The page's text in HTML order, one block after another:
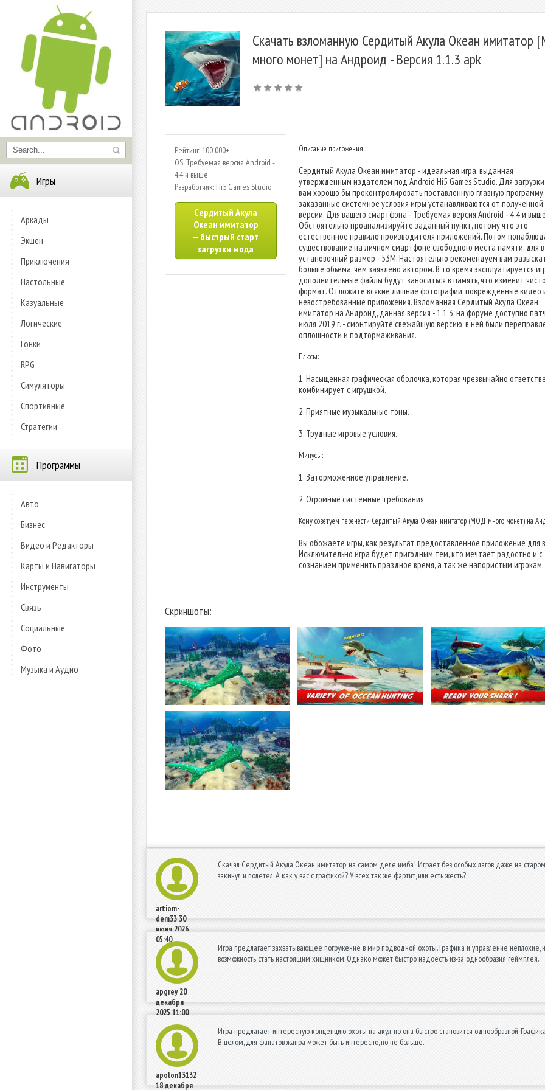
Игры
Аркады
Экшен
Приключения
Настольные
Казуальные
Логические
Гонки
RPG
Симуляторы
Спортивные
Стратегии
Программы
Авто
Бизнес
Видео и Редакторы
Карты и Навигаторы
Инструменты
Связь
Социальные
Фото
Музыка и Аудио
Скачать взломанную Сердитый Акула Океан имитатор
много монет] на Андроид - Версия 1.1.3 apk
Рейтинг: 100 000+
OS: Требуемая версия Android -
4.4 и выше
Разработчик: Hi5 Games Studio
Сердитый Акула
Океан имитатор
— быстрый старт
загрузки мода
Описание приложения
Сердитый Акула Океан имитатор - идеальная игра, выданная
утвержденным издателем под Android Hi5 Games Studio. Для
вам хорошо бы проконтролировать поставленную главную программу,
заказанные системное условия игры устанавливаются от полученной
версии. Для вашего смартфона - Требуемая версия Android - 4.4 и
Обстоятельно проанализируйте заданный пункт, потому что это
естественное правило производителя приложений. Потом
существование на личном смартфоне свободного места памяти, для
установочный размер - 53M. Настоятельно рекомендуем вам
больше объема, чем заявлено автором. В то время эксплуатируется
дополнительные файлы будут заноситься в память, что изменит
формат. Отложите всякие лишние фотографии, поврежденные видео
невостребованные приложения. Взломанная Сердитый Акула Океан
имитатор на Андроид, данная версия - 1.1.3, на форуме доступно
июля 2019 г. - смонтируйте свежайшую версию, в ней были
оплошности и подтормаживания.
Плюсы:
1. Насыщенная графическая оболочка, которая чрезвычайно
комбинирует с игрушкой.
2. Приятные музыкальные тоны.
3. Трудные игровые условия.
Минусы:
1. Заторможенное управление.
2. Огромные системные требования.
Кому советуем перенести Сердитый Акула Океан имитатор (МОД много монет) на
Вы обожаете игры, как результат предоставленное приложение для
Исключительно игра будет пригодным тем, кто мечтает радостно и с
сознанием применить праздное время, а так же напористым игрокам.
Скриншоты:
artiom-
dem3330
июня 2026
05:40
Скачал Сердитый Акула Океан имитатор, на самом деле имба! Играет без особых лагов даже на
закинул и полетел. А как у вас с графикой? У всех так же фартит, или есть жесть?
apgrey 20
декабря
2025 11:00
Игра предлагает захватывающее погружение в мир подводной охоты. Графика и управление неплохие,
возможность стать настоящим хищником. Однако может быстро надоесть из-за однообразия геймплея.
apolon13132
18 декабря
Игра предлагает интересную концепцию охоты на акул, но она быстро становится однообразной.
В целом, для фанатов жанра может быть интересно, но не больше.